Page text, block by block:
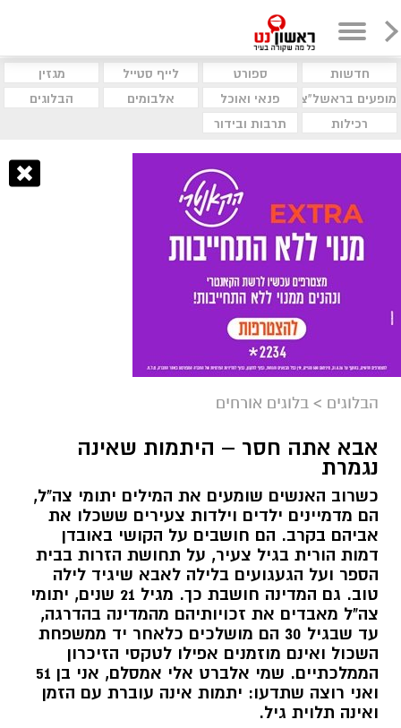
חדשות ספורט לייף סטייל
מגזין
מופעים בראשל"צ
פנאי ואוכל אלבומים
הבלוגים
רכילות
תרבות ובידור
הבלוגים > בלוגים אורחים
אבא אתה חסר – היתמות שאינה
נגמרת
כשרוב האנשים שומעים את המילים יתומי צה"ל,
הם מדמיינים ילדים וילדות צעירים ששכלו את
אביהם בקרב. הם חושבים על הקושי באובדן
דמות הורית בגיל צעיר, על תחושת הזרות בבית
הספר ועל הגעגועים בלילה לאבא שיגיד לילה
טוב. גם המדינה חושבת כך. מגיל 21 שנים, יתומי
צה"ל מאבדים את זכויותיהם מהמדינה בהדרגה,
עד שבגיל 30 הם מושלכים כלאחר יד ממשפחת
השכול ואינם מוזמנים אפילו לטקסי הזיכרון
הממלכתיים. שמי אלברט אלי אמסלם, אני בן 51
ואני רוצה שתדעו: יתמות אינה עוברת עם הזמן
ואינה תלוית גיל.